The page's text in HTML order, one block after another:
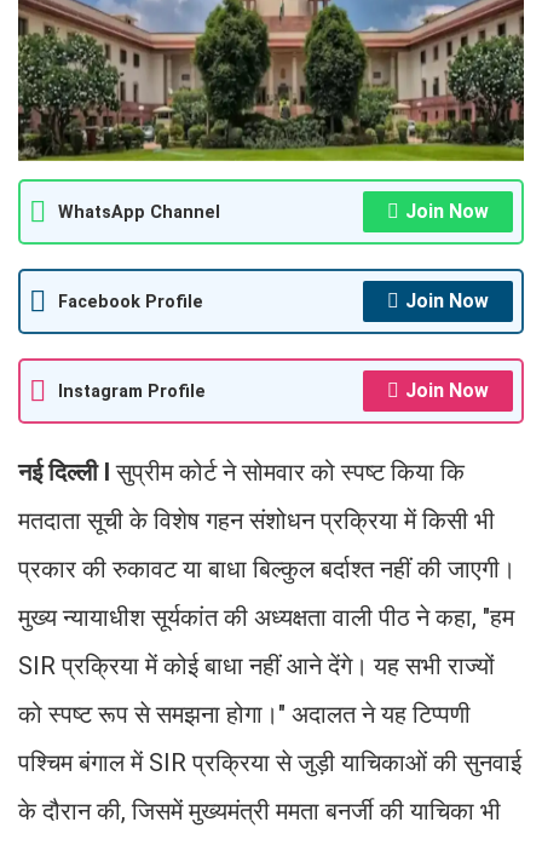
WhatsApp Channel Join Now
Facebook Profile Join Now
Instagram Profile Join Now
नई दिल्ली I सुप्रीम कोर्ट ने सोमवार को स्पष्ट किया कि
मतदाता सूची के विशेष गहन संशोधन प्रक्रिया में किसी भी
प्रकार की रुकावट या बाधा बिल्कुल बर्दाश्त नहीं की जाएगी।
मुख्य न्यायाधीश सूर्यकांत की अध्यक्षता वाली पीठ ने कहा, "हम
SIR प्रक्रिया में कोई बाधा नहीं आने देंगे। यह सभी राज्यों
को स्पष्ट रूप से समझना होगा।" अदालत ने यह टिप्पणी
पश्चिम बंगाल में SIR प्रक्रिया से जुड़ी याचिकाओं की सुनवाई
के दौरान की, जिसमें मुख्यमंत्री ममता बनर्जी की याचिका भी